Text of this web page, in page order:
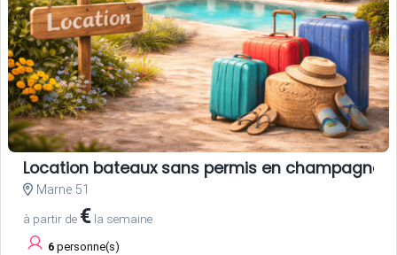
Location bateaux sans permis en champagne
Marne 51
à partir de € la semaine
6 personne(s)